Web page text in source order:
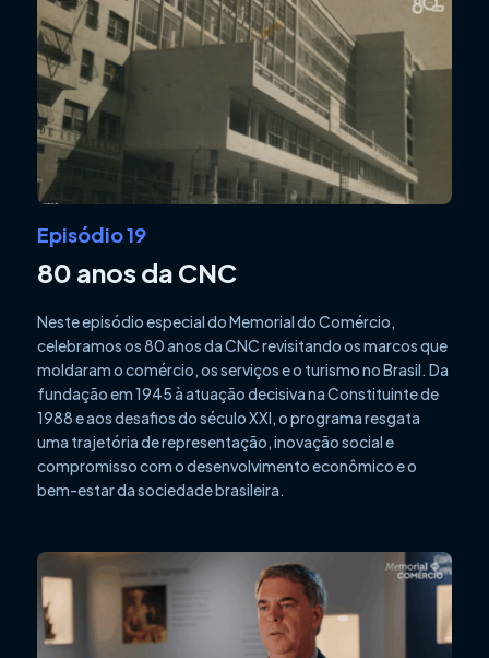
Episódio 19
80 anos da CNC
Neste episódio especial do Memorial do Comércio,
celebramos os 80 anos da CNC revisitando os marcos que
moldaram o comércio, os serviços e o turismo no Brasil. Da
fundação em 1945 à atuação decisiva na Constituinte de
1988 e aos desafios do século XXI, o programa resgata
uma trajetória de representação, inovação social e
compromisso com o desenvolvimento econômico e o
bem-estar da sociedade brasileira.